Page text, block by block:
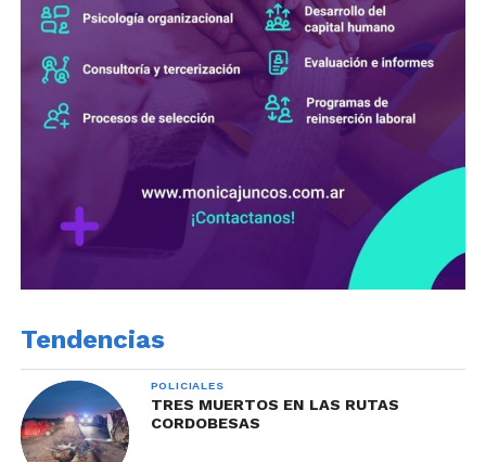
Tendencias
POLICIALES
TRES MUERTOS EN LAS RUTAS
CORDOBESAS